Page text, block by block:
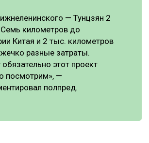
— Тунцзян 2
километров до
Китая и 2 тыс. километров
разные затраты.
этот проект
посмотрим», —
полпред.